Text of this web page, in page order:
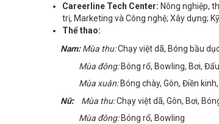
Careerline Tech Center: Nông nghiệp,
trị, Marketing và Công nghệ; Xây dựng;
Thể thao:
Nam:Mùa thu:Chạy việt dã, Bóng bầu
Mùa đông: Bóng rổ, Bowling, Bơi,
Mùa xuân: Bóng chày, Gôn, Điền
Nữ: Mùa thu:Chạy việt dã, Gôn, Bơi,
Mùa đông: Bóng rổ, Bowling